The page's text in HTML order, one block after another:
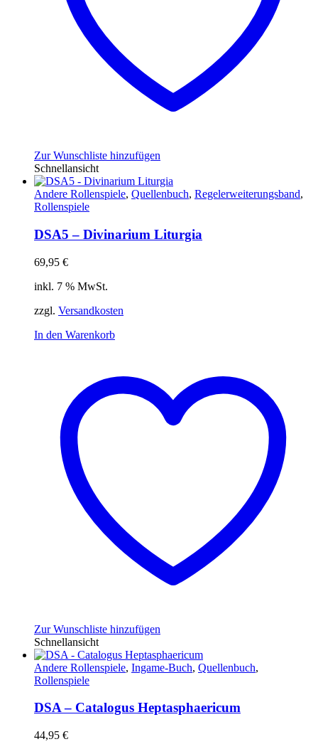
Zur Wunschliste hinzufügen
Schnellansicht
Andere Rollenspiele, Quellenbuch, Regelerweiterungsband,
Rollenspiele
DSA5 – Divinarium Liturgia
69,95 €
inkl. 7 % MwSt.
zzgl. Versandkosten
In den Warenkorb
Zur Wunschliste hinzufügen
Schnellansicht
Andere Rollenspiele, Ingame-Buch, Quellenbuch,
Rollenspiele
DSA – Catalogus Heptasphaericum
44,95 €